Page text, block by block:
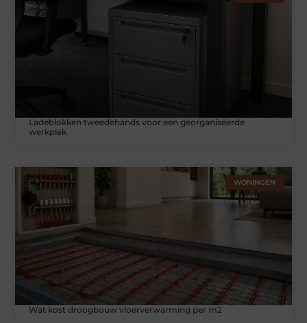
Ladeblokken tweedehands voor een georganiseerde
werkplek
WONINGEN
Wat kost droogbouw vloerverwarming per m2